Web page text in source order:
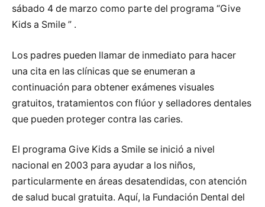
sábado 4 de marzo como parte del programa “Give
Kids a Smile ” .
Los padres pueden llamar de inmediato para hacer
una cita en las clínicas que se enumeran a
continuación para obtener exámenes visuales
gratuitos, tratamientos con flúor y selladores dentales
que pueden proteger contra las caries.
El programa Give Kids a Smile se inició a nivel
nacional en 2003 para ayudar a los niños,
particularmente en áreas desatendidas, con atención
de salud bucal gratuita. Aquí, la Fundación Dental del